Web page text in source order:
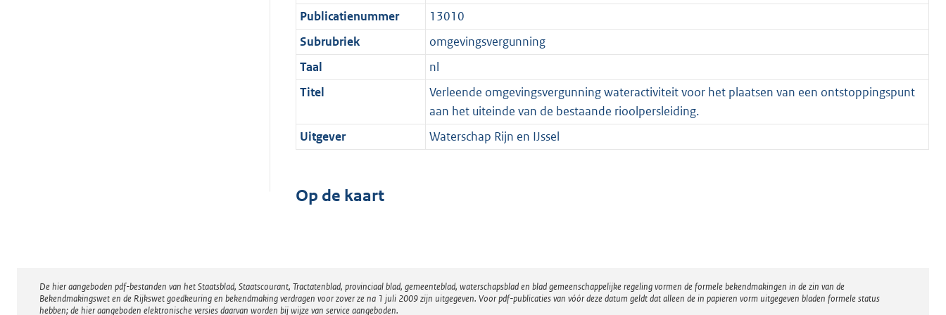
Publicatienummer
13010
Subrubriek
omgevingsvergunning
Taal
nl
Titel
Verleende omgevingsvergunning wateractiviteit voor het plaatsen van een ontstoppingspunt
aan het uiteinde van de bestaande rioolpersleiding.
Uitgever
Waterschap Rijn en IJssel
Op de kaart
Disclaimer
De hier aangeboden pdf-bestanden van het Staatsblad, Staatscourant, Tractatenblad, provinciaal blad, gemeenteblad, waterschapsblad en blad gemeenschappelijke regeling vormen de formele bekendmakingen in de zin van de
Bekendmakingswet en de Rijkswet goedkeuring en bekendmaking verdragen voor zover ze na 1 juli 2009 zijn uitgegeven. Voor pdf-publicaties van vóór deze datum geldt dat alleen de in papieren vorm uitgegeven bladen formele status
hebben; de hier aangeboden elektronische versies daarvan worden bij wijze van service aangeboden.